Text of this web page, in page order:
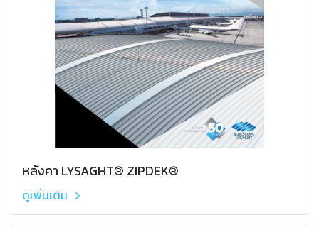
หลังคา LYSAGHT® ZIPDEK®
ดูเพิ่มเติม